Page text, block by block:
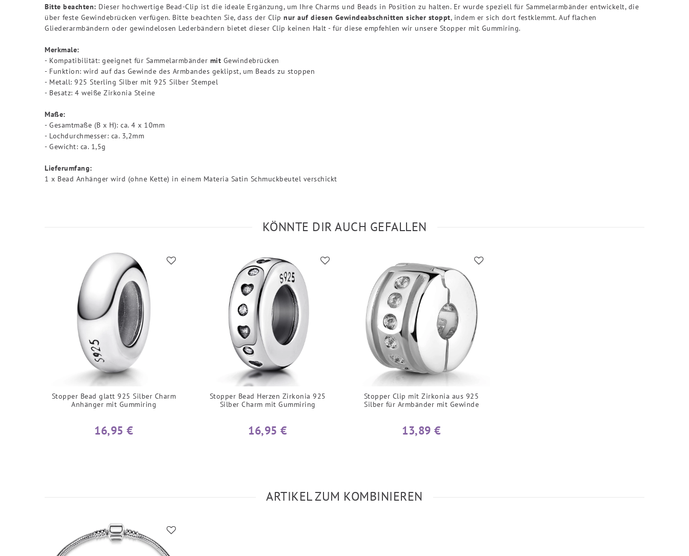
Bitte beachten: Dieser hochwertige Bead-Clip ist die ideale Ergänzung, um Ihre Charms und Beads in Position zu halten. Er wurde speziell für Sammelarmbänder entwickelt, die
über feste Gewindebrücken verfügen. Bitte beachten Sie, dass der Clip nur auf diesen Gewindeabschnitten sicher stoppt, indem er sich dort festklemmt. Auf flachen
Gliederarmbändern oder gewindelosen Lederbändern bietet dieser Clip keinen Halt - für diese empfehlen wir unsere Stopper mit Gummiring.
Merkmale:
- Kompatibilität: geeignet für Sammelarmbänder mit Gewindebrücken
- Funktion: wird auf das Gewinde des Armbandes geklipst, um Beads zu stoppen
- Metall: 925 Sterling Silber mit 925 Silber Stempel
- Besatz: 4 weiße Zirkonia Steine
Maße:
- Gesamtmaße (B x H): ca. 4 x 10mm
- Lochdurchmesser: ca. 3,2mm
- Gewicht: ca. 1,5g
Lieferumfang:
1 x Bead Anhänger wird (ohne Kette) in einem Materia Satin Schmuckbeutel verschickt
KÖNNTE DIR AUCH GEFALLEN
Stopper Bead glatt 925 Silber Charm
Anhänger mit Gummiring
16,95 €
Stopper Bead Herzen Zirkonia 925
Silber Charm mit Gummiring
16,95 €
Stopper Clip mit Zirkonia aus 925
Silber für Armbänder mit Gewinde
13,89 €
ARTIKEL ZUM KOMBINIEREN